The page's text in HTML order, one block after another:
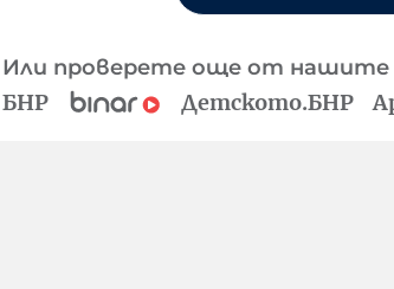
Или проверете още от нашите
БНР Детското.БНР